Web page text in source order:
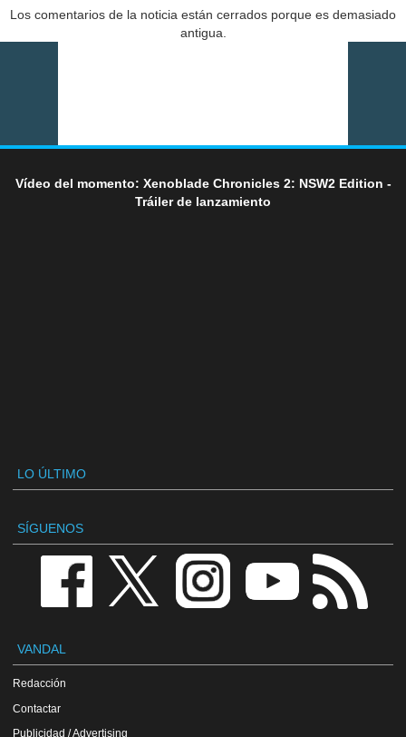
Los comentarios de la noticia están cerrados porque es demasiado
antigua.
Vídeo del momento: Xenoblade Chronicles 2: NSW2 Edition -
Tráiler de lanzamiento
LO ÚLTIMO
SÍGUENOS
VANDAL
Redacción
Contactar
Publicidad / Advertising